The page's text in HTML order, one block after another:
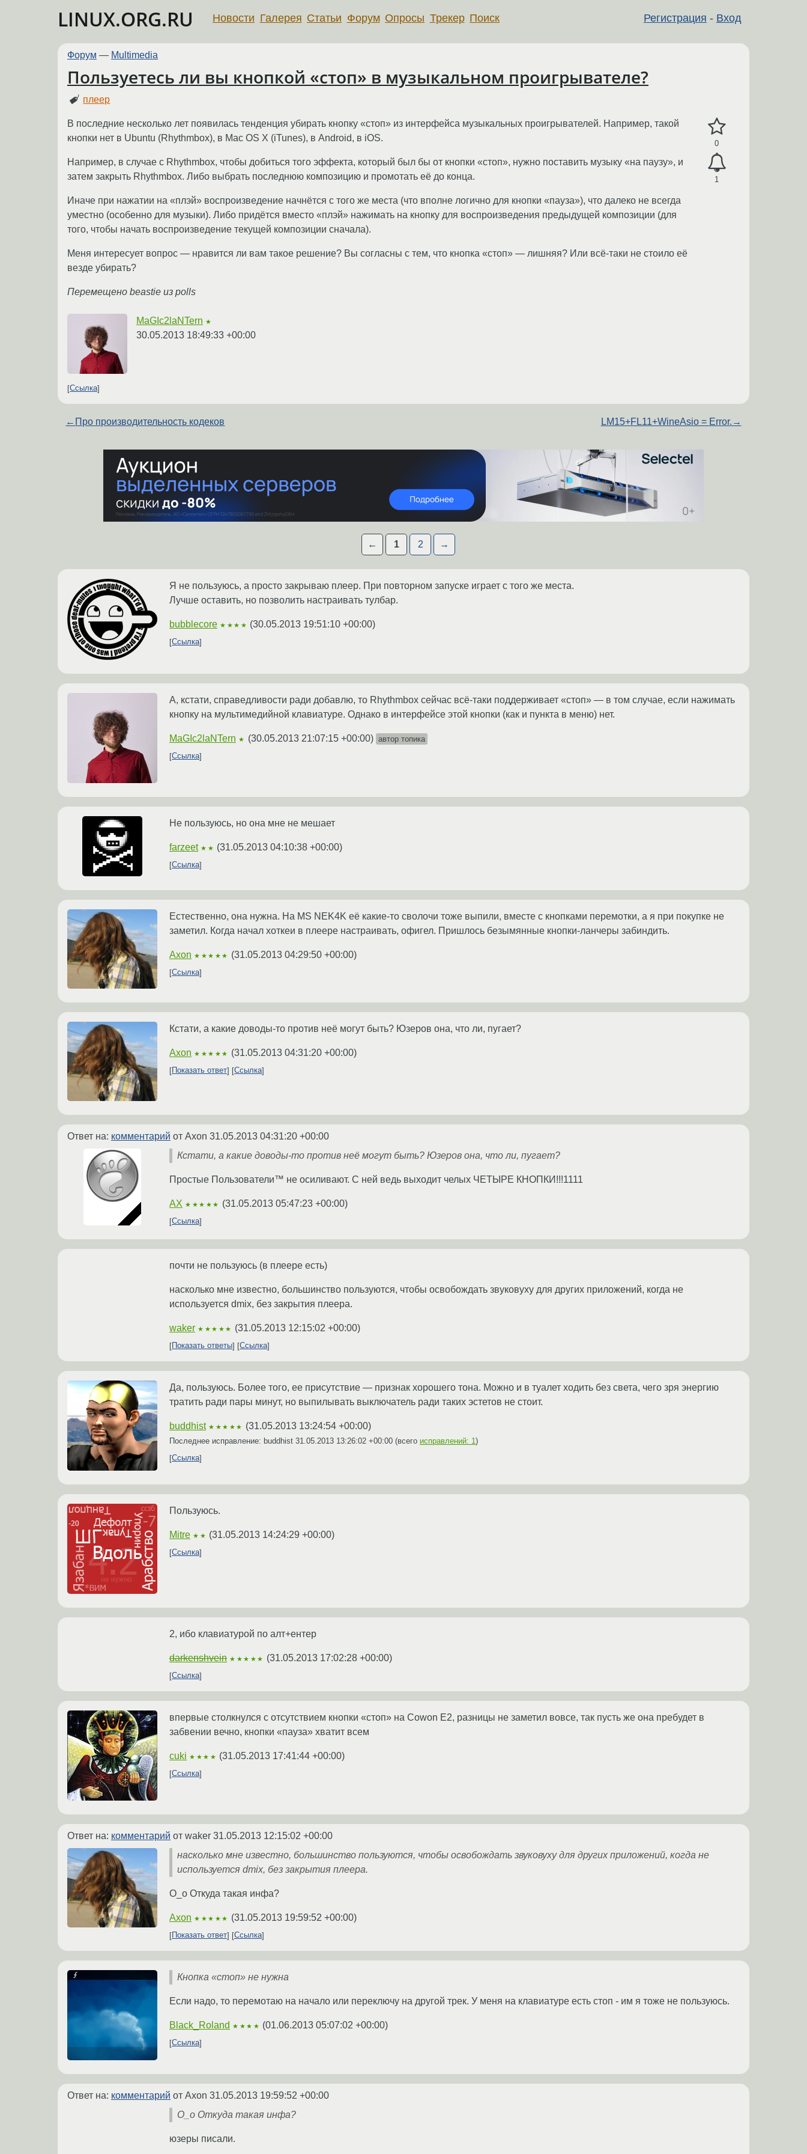
LINUX.ORG.RU Регистрация - Вход
Новости Галерея Статьи Форум Опросы Трекер Поиск
Форум — Multimedia
Пользуетесь ли вы кнопкой «стоп» в музыкальном проигрывателе?
плеер
0
1
В последние несколько лет появилась тенденция убирать кнопку «стоп» из интерфейса музыкальных проигрывателей. Например, такой
кнопки нет в Ubuntu (Rhythmbox), в Mac OS X (iTunes), в Android, в iOS.
Например, в случае с Rhythmbox, чтобы добиться того эффекта, который был бы от кнопки «стоп», нужно поставить музыку «на паузу», и
затем закрыть Rhythmbox. Либо выбрать последнюю композицию и промотать её до конца.
Иначе при нажатии на «плэй» воспроизведение начнётся с того же места (что вполне логично для кнопки «пауза»), что далеко не всегда
уместно (особенно для музыки). Либо придётся вместо «плэй» нажимать на кнопку для воспроизведения предыдущей композиции (для
того, чтобы начать воспроизведение текущей композиции сначала).
Меня интересует вопрос — нравится ли вам такое решение? Вы согласны с тем, что кнопка «стоп» — лишняя? Или всё-таки не стоило её
везде убирать?
Перемещено beastie из polls
MaGIc2laNTern ★
30.05.2013 18:49:33 +00:00
Ссылка
← Про производительность кодеков LM15+FL11+WineAsio = Error. →
← 1 2 →
Я не пользуюсь, а просто закрываю плеер. При повторном запуске играет с того же места.
Лучше оставить, но позволить настраивать тулбар.
bubblecore ★★★★ (30.05.2013 19:51:10 +00:00)
Ссылка
А, кстати, справедливости ради добавлю, то Rhythmbox сейчас всё-таки поддерживает «стоп» — в том случае, если нажимать
кнопку на мультимедийной клавиатуре. Однако в интерфейсе этой кнопки (как и пункта в меню) нет.
MaGIc2laNTern ★ (30.05.2013 21:07:15 +00:00) автор топика
Ссылка
Не пользуюсь, но она мне не мешает
farzeet ★★ (31.05.2013 04:10:38 +00:00)
Ссылка
Естественно, она нужна. На MS NEK4K её какие-то сволочи тоже выпили, вместе с кнопками перемотки, а я при покупке не
заметил. Когда начал хоткеи в плеере настраивать, офигел. Пришлось безымянные кнопки-ланчеры забиндить.
Axon ★★★★★ (31.05.2013 04:29:50 +00:00)
Ссылка
Кстати, а какие доводы-то против неё могут быть? Юзеров она, что ли, пугает?
Axon ★★★★★ (31.05.2013 04:31:20 +00:00)
Показать ответ Ссылка
Ответ на: комментарий от Axon 31.05.2013 04:31:20 +00:00
Кстати, а какие доводы-то против неё могут быть? Юзеров она, что ли, пугает?
Простые Пользователи™ не осиливают. С ней ведь выходит челых ЧЕТЫРЕ КНОПКИ!!!1111
AX ★★★★★ (31.05.2013 05:47:23 +00:00)
Ссылка
почти не пользуюсь (в плеере есть)
насколько мне известно, большинство пользуются, чтобы освобождать звуковуху для других приложений, когда не
используется dmix, без закрытия плеера.
waker ★★★★★ (31.05.2013 12:15:02 +00:00)
Показать ответы Ссылка
Да, пользуюсь. Более того, ее присутствие — признак хорошего тона. Можно и в туалет ходить без света, чего зря энергию
тратить ради пары минут, но выпилывать выключатель ради таких эстетов не стоит.
buddhist ★★★★★ (31.05.2013 13:24:54 +00:00)
Последнее исправление: buddhist 31.05.2013 13:26:02 +00:00 (всего исправлений: 1 )
Ссылка
Пользуюсь.
Mitre ★★ (31.05.2013 14:24:29 +00:00)
Ссылка
2, ибо клавиатурой по алт+ентер
darkenshvein ★★★★★ (31.05.2013 17:02:28 +00:00)
Ссылка
впервые столкнулся с отсутствием кнопки «стоп» на Cowon E2, разницы не заметил вовсе, так пусть же она пребудет в
забвении вечно, кнопки «пауза» хватит всем
cuki ★★★★ (31.05.2013 17:41:44 +00:00)
Ссылка
Ответ на: комментарий от waker 31.05.2013 12:15:02 +00:00
насколько мне известно, большинство пользуются, чтобы освобождать звуковуху для других приложений, когда не
используется dmix, без закрытия плеера.
O_o Откуда такая инфа?
Axon ★★★★★ (31.05.2013 19:59:52 +00:00)
Показать ответ Ссылка
Кнопка «стоп» не нужна
Если надо, то перемотаю на начало или переключу на другой трек. У меня на клавиатуре есть стоп - им я тоже не пользуюсь.
Black_Roland ★★★★ (01.06.2013 05:07:02 +00:00)
Ссылка
Ответ на: комментарий от Axon 31.05.2013 19:59:52 +00:00
O_o Откуда такая инфа?
юзеры писали.